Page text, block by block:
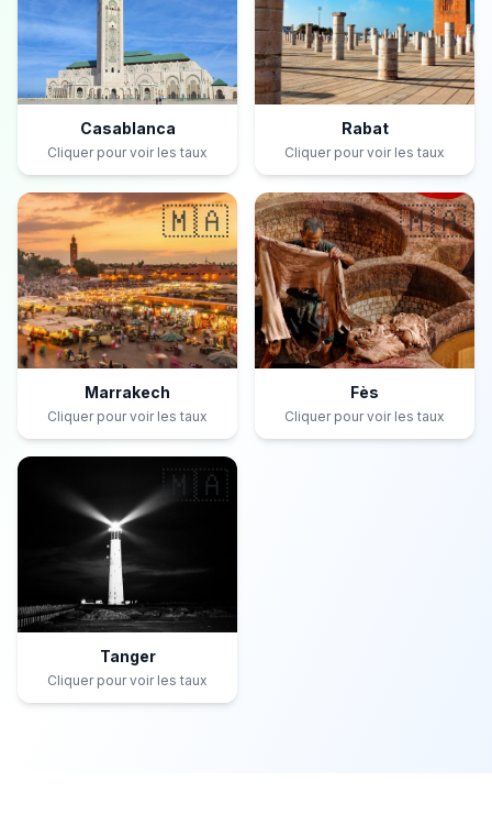
Casablanca
Cliquer pour voir les taux
Rabat
Cliquer pour voir les taux
🇲🇦
Marrakech
Cliquer pour voir les taux
🇲🇦
Fès
Cliquer pour voir les taux
🇲🇦
Tanger
Cliquer pour voir les taux